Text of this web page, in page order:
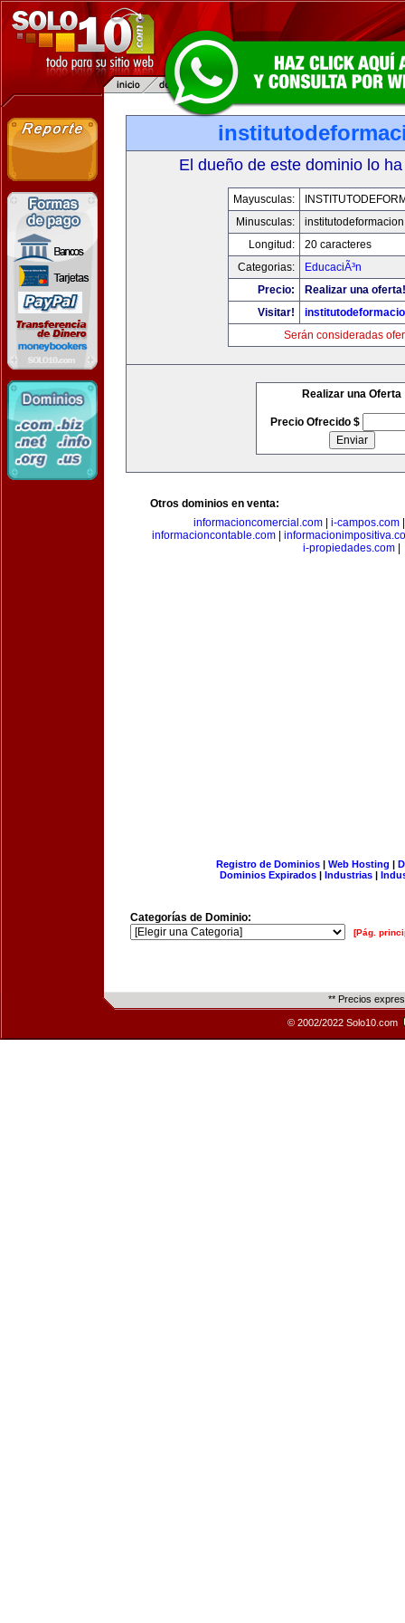
El dueño de este dominio lo
Mayusculas:
Minusculas:
Longitud:
20 caracteres
Categorias:
EducaciÃ³n
Precio:
Realizar una oferta!
Visitar!
Serán consideradas
Realizar una Oferta
Precio Ofrecido $
Otros dominios en venta:
informacioncomercial.com| i-campos.com
informacioncontable.com
i-propiedades.com
Registro de Dominios| Web Hosting |
Dominios Expirados | Industrias |
Categorías de Dominio:
[Pág.
** Precios
© 2002/2022 Solo10.com